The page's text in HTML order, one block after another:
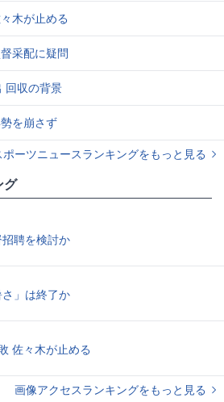
木が止める
采配に疑問
回収の背景
を崩さず
ポーツニュースランキングをもっと見る
グ
聘を検討か
」は終了か
佐々木が止める
画像アクセスランキングをもっと見る